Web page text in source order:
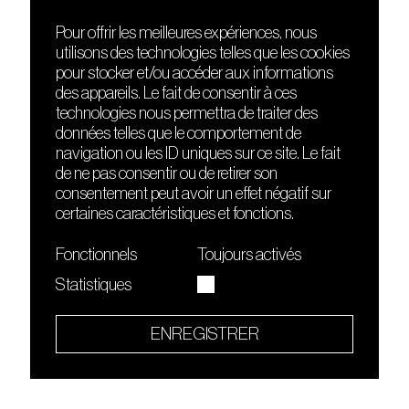
DÉCOUVRIR
Le lieu
Contact
Presse
Cours de DJing
TMLAB
FRIENDS
Nuits sonores
HEAT
Hôtel71
La Gaîté Lyrique
Le Sucre fait partie de
Quartier culturel et créatif
Pour offrir les meilleures expériences, nous
utilisons des technologies telles que les cookies
pour stocker et/ou accéder aux informations
des appareils. Le fait de consentir à ces
technologies nous permettra de traiter des
données telles que le comportement de
navigation ou les ID uniques sur ce site. Le fait
de ne pas consentir ou de retirer son
consentement peut avoir un effet négatif sur
certaines caractéristiques et fonctions.
Fonctionnels
Toujours activés
Statistiques
ENREGISTRER